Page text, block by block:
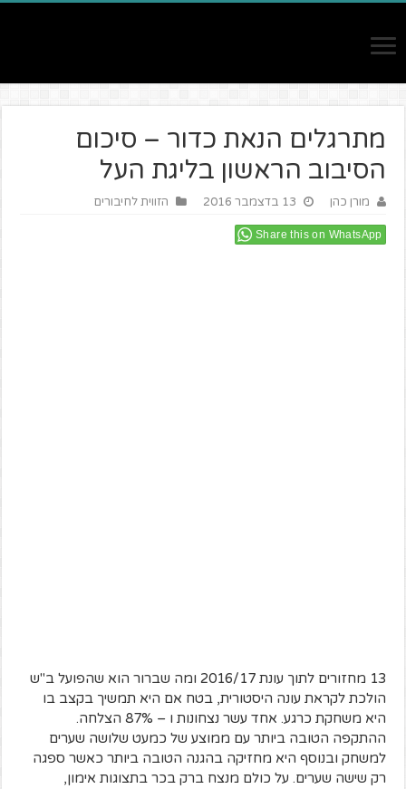
מתרגלים הנאת כדור – סיכום
הסיבוב הראשון בליגת העל
מורן כהן 13 בדצמבר 2016 הזווית לחיבורים
Share this on WhatsApp
13 מחזורים לתוך עונת 2016/17 ומה שברור הוא שהפועל ב"ש
הולכת לקראת עונה היסטורית, בטח אם היא תמשיך בקצב בו
היא משחקת כרגע. אחד עשר נצחונות ו – 87% הצלחה.
ההתקפה הטובה ביותר עם ממוצע של כמעט שלושה שערים
למשחק ובנוסף היא מחזיקה בהגנה הטובה ביותר כאשר ספגה
רק שישה שערים. על כולם מנצח ברק בכר בתצוגות אימון,